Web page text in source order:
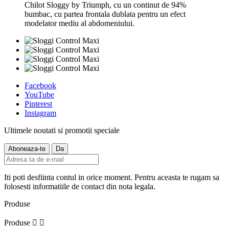
Chilot Sloggy by Triumph, cu un continut de 94%
bumbac, cu partea frontala dublata pentru un efect
modelator mediu al abdomeniului.
Facebook
YouTube
Pinterest
Instagram
Ultimele noutati si promotii speciale
Iti poti desfiinta contul in orice moment. Pentru aceasta te rugam sa
folosesti informatiile de contact din nota legala.
Produse
Produse  